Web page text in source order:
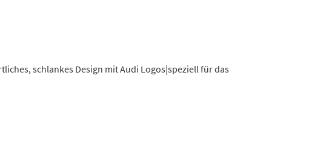
schlankes Design mit Audi Logos|speziell für das